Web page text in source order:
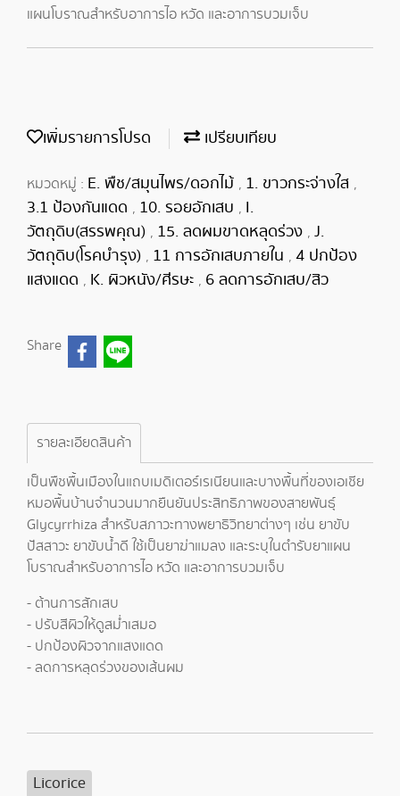
แผนโบราณสำหรับอาการไอ หวัด และอาการบวมเจ็บ
เพิ่มรายการโปรด เปรียบเทียบ
หมวดหมู่ : E. พืช/สมุนไพร/ดอกไม้ , 1. ขาวกระจ่างใส ,
3.1 ป้องกันแดด , 10. รอยอักเสบ , I.
วัตถุดิบ(สรรพคุณ) , 15. ลดผมขาดหลุดร่วง , J.
วัตถุดิบ(โรคบำรุง) , 11 การอักเสบภายใน , 4 ปกป้อง
แสงแดด , K. ผิวหนัง/ศีรษะ , 6 ลดการอักเสบ/สิว
Share
รายละเอียดสินค้า
เป็นพืชพื้นเมืองในแถบเมดิเตอร์เรเนียนและบางพื้นที่ของเอเชีย
หมอพื้นบ้านจำนวนมากยืนยันประสิทธิภาพของสายพันธุ์
Glycyrrhiza สำหรับสภาวะทางพยาธิวิทยาต่างๆ เช่น ยาขับ
ปัสสาวะ ยาขับน้ำดี ใช้เป็นยาฆ่าแมลง และระบุในตำรับยาแผน
โบราณสำหรับอาการไอ หวัด และอาการบวมเจ็บ
- ต้านการสักเสบ
- ปรับสีผิวให้ดูสม่ำเสมอ
- ปกป้องผิวจากแสงแดด
- ลดการหลุดร่วงของเส้นผม
Licorice